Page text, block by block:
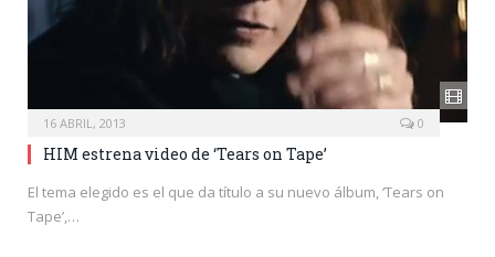
16 ABRIL, 2013 0
HIM estrena video de ‘Tears on Tape’
El tema elegido es el que da título a su nuevo álbum, ‘Tears on
Tape’,…